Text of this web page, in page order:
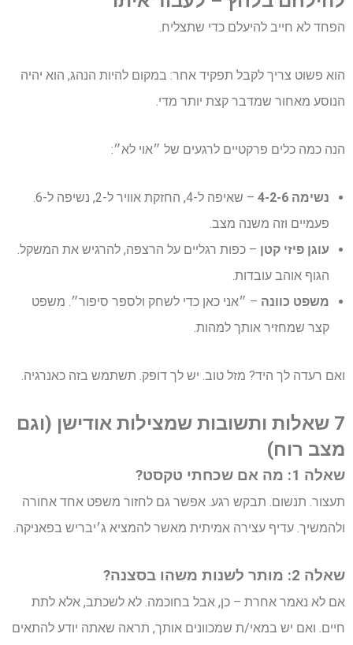
הפחד לא חייב להיעלם כדי שתצליח.
הוא פשוט צריך לקבל תפקיד אחר: במקום להיות הנהג, הוא יהיה
הנוסע מאחור שמדבר קצת יותר מדי.
הנה כמה כלים פרקטיים לרגעים של ״אוי לא״:
נשימה 4-2-6
– שאיפה ל-4, החזקת אוויר ל-2, נשיפה ל-6.
פעמיים וזה משנה מצב.
עוגן פיזי קטן – כפות רגליים על הרצפה, להרגיש את המשקל.
הגוף אוהב עובדות.
משפט כוונה – ״אני כאן כדי לשחק ולספר סיפור״. משפט
קצר שמחזיר אותך למהות.
ואם רעדה לך היד? מזל טוב. יש לך דופק. תשתמש בזה כאנרגיה.
7 שאלות ותשובות שמצילות אודישן (וגם
מצב רוח)
שאלה 1: מה אם שכחתי טקסט?
תעצור. תנשום. תבקש רגע. אפשר גם לחזור משפט אחד אחורה
ולהמשיך. עדיף עצירה אמיתית מאשר להמציא ג׳יבריש בפאניקה.
שאלה 2: מותר לשנות משהו בסצנה?
אם לא נאמר אחרת – כן, אבל בחוכמה. לא לשכתב, אלא לתת
חיים. ואם יש במאי/ת שמכוונים אותך, תראה שאתה יודע להתאים